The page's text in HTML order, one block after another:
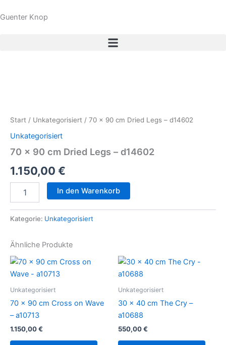
Inhalt
Guenter Knop
Start / Unkategorisiert / 70 x 90 cm Dried Legs – d14602
Unkategorisiert
70 x 90 cm Dried Legs – d14602
1.150,00 €
cm
Dried
-
Menge
In den Warenkorb
Kategorie: Unkategorisiert
Ähnliche Produkte
Unkategorisiert
70 x 90 cm Cross on Wave
– a10713
1.150,00€
Unkategorisiert
30 x 40 cm The Cry –
a10688
550,00€